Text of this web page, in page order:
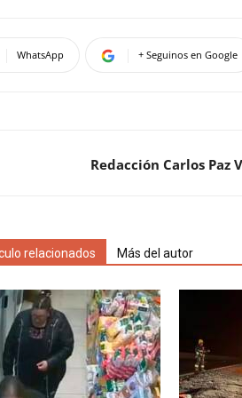
WhatsApp + Seguinos en Google
Redacción Carlos Paz
relacionados Más del autor